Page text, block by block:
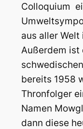
Colloquium 
aus aller
Außerdem ist
bereits 1958
Thronfolger
Namen
dann diese